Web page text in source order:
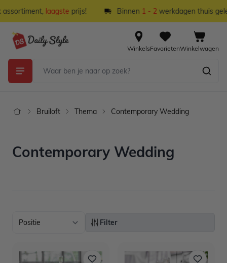
Ga naar de inhoud
laagsteprijs! Binnen1 - 2 werkdagen thuis
WinkelsFavorietenWinkelwagen
Bruiloft Thema Contemporary Wedding
Contemporary Wedding
Filter